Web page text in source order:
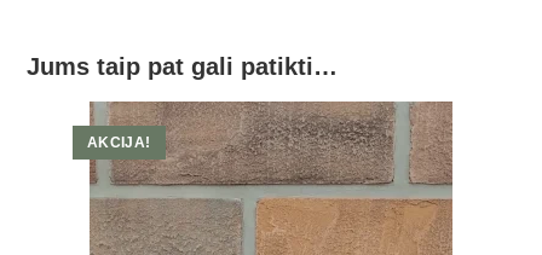
Jums taip pat gali patikti…
AKCIJA!